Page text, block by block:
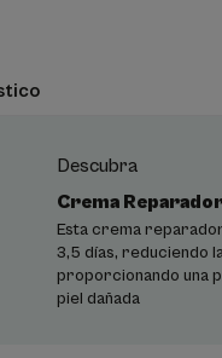
Descubra
Crema
Esta crema
3,5 días, reduciendo
proporcionando una
piel dañada